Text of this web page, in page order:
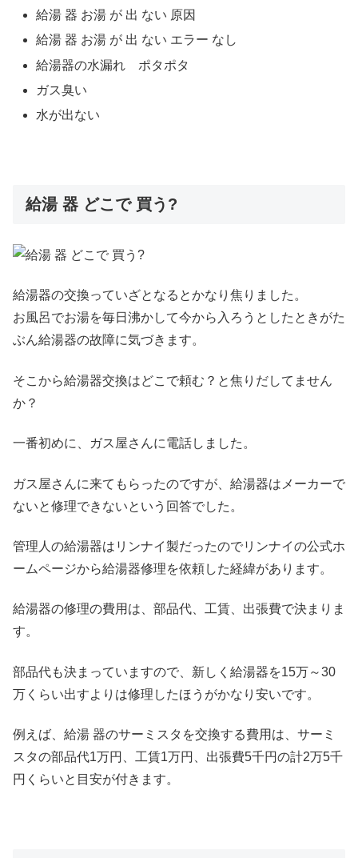
給湯 器 お湯 が 出 ない 原因
給湯 器 お湯 が 出 ない エラー なし
給湯器の水漏れ ポタポタ
ガス臭い
水が出ない
給湯 器 どこで 買う?
給湯器の交換っていざとなるとかなり焦りました。
お風呂でお湯を毎日沸かして今から入ろうとしたときがた
ぶん給湯器の故障に気づきます。
そこから給湯器交換はどこで頼む？と焦りだしてません
か？
一番初めに、ガス屋さんに電話しました。
ガス屋さんに来てもらったのですが、給湯器はメーカーで
ないと修理できないという回答でした。
管理人の給湯器はリンナイ製だったのでリンナイの公式ホ
ームページから給湯器修理を依頼した経緯があります。
給湯器の修理の費用は、部品代、工賃、出張費で決まりま
す。
部品代も決まっていますので、新しく給湯器を15万～30
万くらい出すよりは修理したほうがかなり安いです。
例えば、給湯 器のサーミスタを交換する費用は、サーミ
スタの部品代1万円、工賃1万円、出張費5千円の計2万5千
円くらいと目安が付きます。